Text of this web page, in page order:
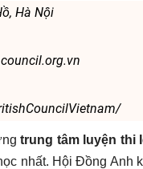
Hà Nội
trung tâm luyện thi
nhất. Hội Đồng Anh